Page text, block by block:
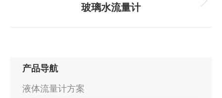
项
下
玻璃水流量计
产品导航
液体流量计方案